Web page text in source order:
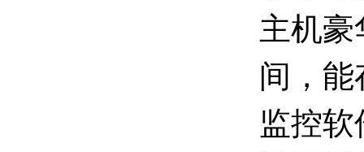
主机
间，能
监控